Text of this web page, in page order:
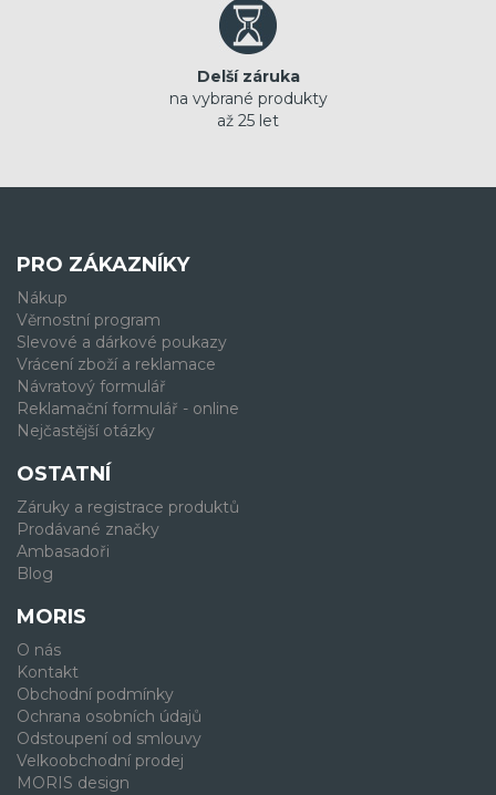
Delší záruka
na vybrané produkty
až 25 let
PRO ZÁKAZNÍKY
Nákup
Věrnostní program
Slevové a dárkové poukazy
Vrácení zboží a reklamace
Návratový formulář
Reklamační formulář - online
Nejčastější otázky
OSTATNÍ
Záruky a registrace produktů
Prodávané značky
Ambasadoři
Blog
MORIS
O nás
Kontakt
Obchodní podmínky
Ochrana osobních údajů
Odstoupení od smlouvy
Velkoobchodní prodej
MORIS design